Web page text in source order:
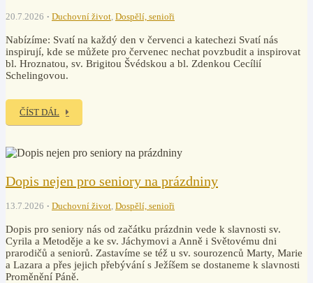
20.7.2026 Duchovní život, Dospělí, senioři
Nabízíme: Svatí na každý den v červenci a katechezi Svatí nás
inspirují, kde se můžete pro červenec nechat povzbudit a inspirovat
bl. Hroznatou, sv. Brigitou Švédskou a bl. Zdenkou Cecílií
Schelingovou.
ČÍST DÁL
Dopis nejen pro seniory na prázdniny
13.7.2026 Duchovní život, Dospělí, senioři
Dopis pro seniory nás od začátku prázdnin vede k slavnosti sv.
Cyrila a Metoděje a ke sv. Jáchymovi a Anně i Světovému dni
prarodičů a seniorů. Zastavíme se též u sv. sourozenců Marty, Marie
a Lazara a přes jejich přebývání s Ježíšem se dostaneme k slavnosti
Proměnění Páně.